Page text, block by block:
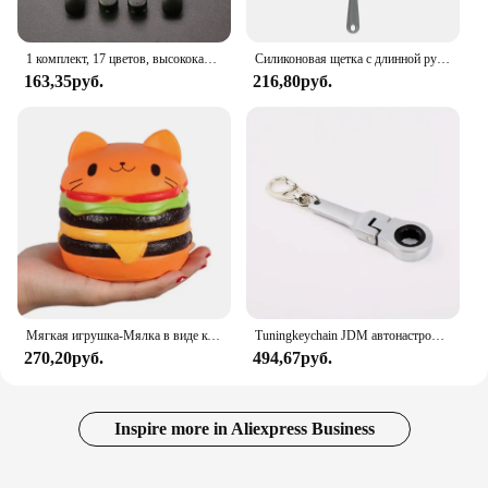
163,35руб.
Силиконовая щетка с длинной ручкой для чистки бутылок
216,80руб.
Мягкая игрушка-Мялка в виде кошачьего лица с гамбургерами, искусственный хлеб, ароматизированные мягкие медленно восстанавливающие форму игрушки-сжималки для снятия стресса, детская игрушка, рождественский подарок
270,20руб.
Tuningkeychain JDM автонастройка автомобиля 10 мм трещотка Ключ Брелок брелок металлический брелок
494,67руб.
Inspire more in Aliexpress Business